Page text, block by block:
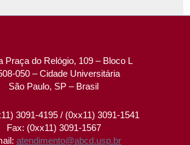
Praça do Relógio, 109 – Bloco L
050 – Cidade Universitária
São Paulo, SP – Brasil
3091-4195 / (0xx11) 3091-1541
Fax: (0xx11) 3091-1567
atendimento@abcd.usp.br